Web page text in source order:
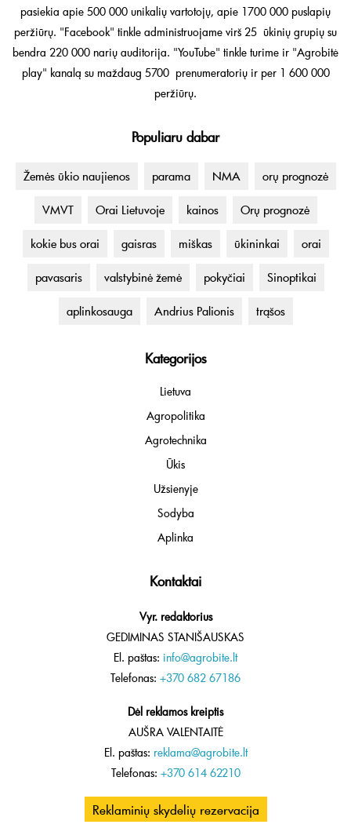
pasiekia apie 500 000 unikalių vartotojų, apie 1700 000 puslapių
peržiūrų. "Facebook" tinkle administruojame virš 25 ūkinių grupių su
bendra 220 000 narių auditorija. "YouTube" tinkle turime ir "Agrobitė
play" kanalą su maždaug 5700 prenumeratorių ir per 1 600 000
peržiūrų.
Populiaru dabar
Žemės ūkio naujienos parama NMA orų prognozė
VMVT Orai Lietuvoje kainos Orų prognozė
kokie bus orai gaisras miškas ūkininkai orai
pavasaris valstybinė žemė pokyčiai Sinoptikai
aplinkosauga Andrius Palionis trąšos
Kategorijos
Lietuva
Agropolitika
Agrotechnika
Ūkis
Užsienyje
Sodyba
Aplinka
Kontaktai
Vyr. redaktorius
GEDIMINAS STANIŠAUSKAS
El. paštas: info@agrobite.lt
Telefonas: +370 682 67186
Dėl reklamos kreiptis
AUŠRA VALENTAITĖ
El. paštas: reklama@agrobite.lt
Telefonas: +370 614 62210
Reklaminių skydelių rezervacija